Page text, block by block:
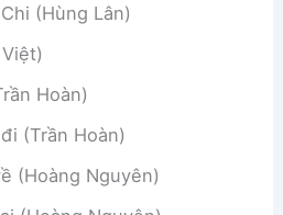
(Hùng Lân)
Hoàn)
(Trần Hoàn)
(Hoàng Nguyên)